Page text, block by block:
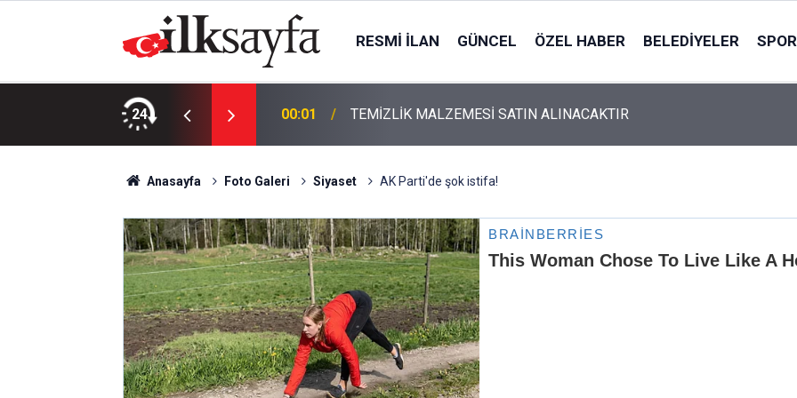
RESMI İLAN GÜNCEL ÖZEL HABER BELEDIYELER SPOR
24 00:01 TEMİZLİK MALZEMESİ SATIN ALINACAKTIR
Anasayfa Foto Galeri Siyaset AK Parti'de şok istifa!